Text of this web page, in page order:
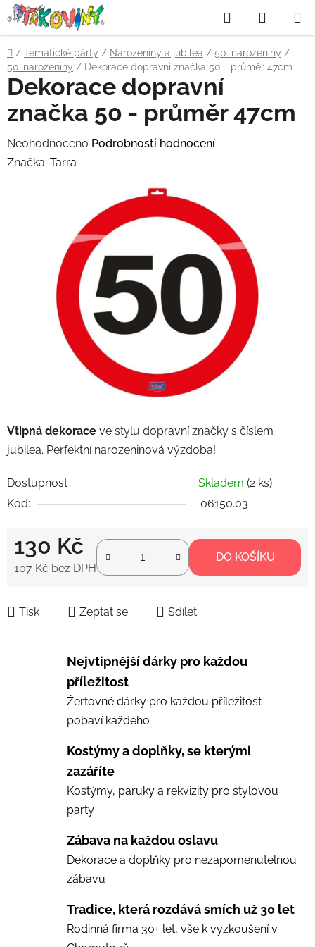
Přejít
na
obsah
Hledat
KOŠÍK
Domů
/ Tematické párty / Narozeniny a jubilea / 50. narozeniny /
50-narozeniny / Dekorace dopravní značka 50 - průměr 47cm
Vtipná dekorace ve stylu dopravní značky s číslem
jubilea. Perfektní narozeninová výzdoba!
Dostupnost Skladem (2 ks)
Kód:
06150.03
130 Kč
107 Kč bez DPH
DO KOŠÍKU
Tisk Zeptat se Sdílet
Dekorace dopravní
značka 50 - průměr 47cm
Průměrné
hodnocení
hvězdiček.
Neohodnoceno Podrobnosti hodnocení
Značka: Tarra
Nejvtipnější dárky pro každou
příležitost
Žertovné dárky pro každou příležitost –
pobaví každého
Kostýmy a doplňky, se kterými
zazáříte
Kostýmy, paruky a rekvizity pro stylovou
party
Zábava na každou oslavu
Dekorace a doplňky pro nezapomenutelnou
zábavu
Tradice, která rozdává smích už 30 let
Rodinná firma 30+ let, vše k vyzkoušení v